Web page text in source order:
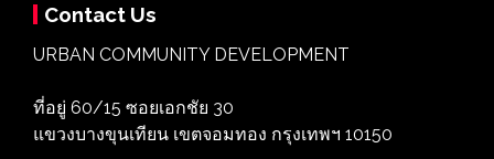
Contact Us
URBAN COMMUNITY DEVELOPMENT
ที่อยู่ 60/15 ซอยเอกชัย 30
แขวงบางขุนเทียน เขตจอมทอง กรุงเทพฯ 10150